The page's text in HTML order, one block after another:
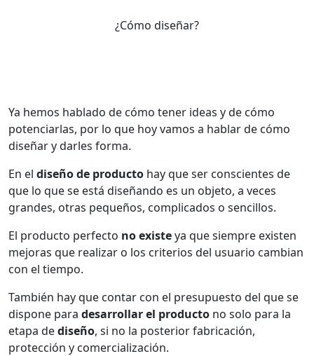
¿Cómo diseñar?
Ya hemos hablado de cómo tener ideas y de cómo
potenciarlas, por lo que hoy vamos a hablar de cómo
diseñar y darles forma.
En el diseño de producto hay que ser conscientes de
que lo que se está diseñando es un objeto, a veces
grandes, otras pequeños, complicados o sencillos.
El producto perfecto no existeya que siempre existen
mejoras que realizar o los criterios del usuario cambian
con el tiempo.
También hay que contar con el presupuesto del que se
dispone para desarrollar el producto no solo para la
etapa dediseño, si no la posterior fabricación,
protección y comercialización.